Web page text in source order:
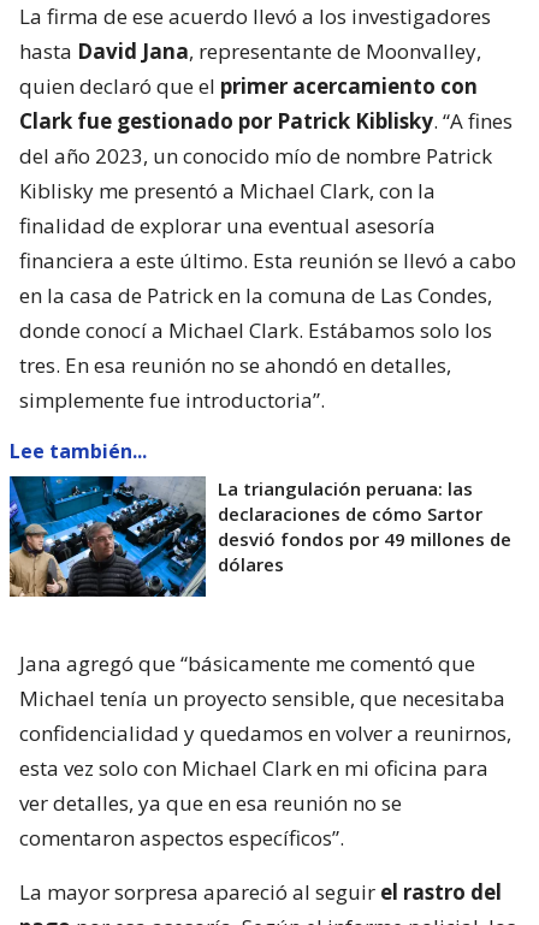
La firma de ese acuerdo llevó a los investigadores
hasta David Jana, representante de Moonvalley,
quien declaró que el primer acercamiento con
Clark fue gestionado por Patrick Kiblisky. “A fines
del año 2023, un conocido mío de nombre Patrick
Kiblisky me presentó a Michael Clark, con la
finalidad de explorar una eventual asesoría
financiera a este último. Esta reunión se llevó a cabo
en la casa de Patrick en la comuna de Las Condes,
donde conocí a Michael Clark. Estábamos solo los
tres. En esa reunión no se ahondó en detalles,
simplemente fue introductoria”.
Lee también...
La triangulación peruana: las
declaraciones de cómo Sartor
desvió fondos por 49 millones de
dólares
Jana agregó que “básicamente me comentó que
Michael tenía un proyecto sensible, que necesitaba
confidencialidad y quedamos en volver a reunirnos,
esta vez solo con Michael Clark en mi oficina para
ver detalles, ya que en esa reunión no se
comentaron aspectos específicos”.
La mayor sorpresa apareció al seguir el rastro del